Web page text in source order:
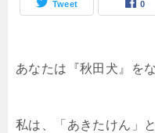
Tweet 0
あなたは『秋田犬』を
私は、「あきたけん」